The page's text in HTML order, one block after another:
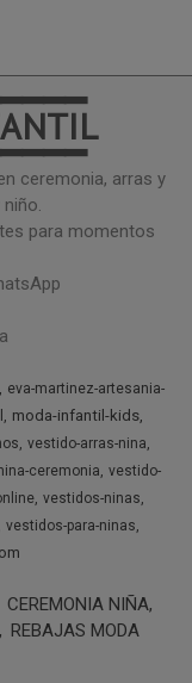
ceremonia, arras y
para momentos
eva-martinez-artesania-
moda-infantil-kids
vestido-arras-nina
ceremonia vestido-
vestidos-ninas
vestidos-para-ninas
CEREMONIA NIÑA
REBAJAS MODA